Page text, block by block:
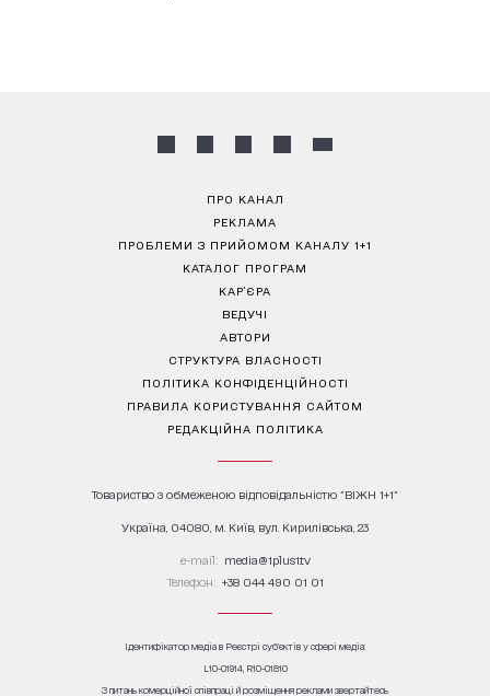
ПРО КАНАЛ
РЕКЛАМА
ПРОБЛЕМИ З ПРИЙОМОМ КАНАЛУ 1+1
КАТАЛОГ ПРОГРАМ
КАР’ЄРА
ВЕДУЧІ
АВТОРИ
СТРУКТУРА ВЛАСНОСТІ
ПОЛІТИКА КОНФІДЕНЦІЙНОСТІ
ПРАВИЛА КОРИСТУВАННЯ САЙТОМ
РЕДАКЦІЙНА ПОЛІТИКА
Товариство з обмеженою відповідальністю "ВІЖН 1+1"
Україна, 04080, м. Київ, вул. Кирилівська, 23
е-mail: media@1plus1.tv
Телефон: +38 044 490 01 01
Ідентифікатор медіа в Реєстрі суб’єктів у сфері медіа:
L10-01914, R10-01810
З питань комерційної співпраці й розміщення реклами звертайтесь